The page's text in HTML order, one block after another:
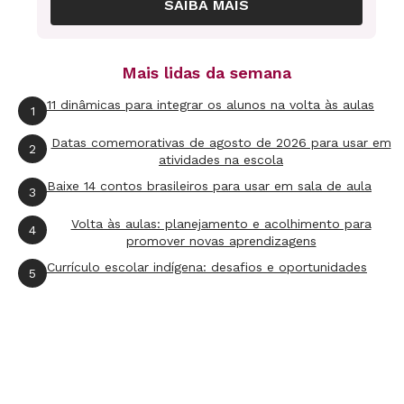
Inicialmente, peça para a turma construir um
plano cartesiano e, em seguida, traçar uma
semicircunferência de raio 7, de modo que as
extremidades do diâmetro sejam os pontos de
coordenadas (0;0) e (7;0). Assim, o centro da
circunferência estará sobre x =7/2 = 3,5.
SAIBA MAIS
Mais lidas da semana
1 11 dinâmicas para integrar os alunos na volta às aulas
2
Datas comemorativas de agosto de 2026 para usar em
atividades na escola
3 Baixe 14 contos brasileiros para usar em sala de aula
4
Volta às aulas: planejamento e acolhimento para
promover novas aprendizagens
5 Currículo escolar indígena: desafios e oportunidades